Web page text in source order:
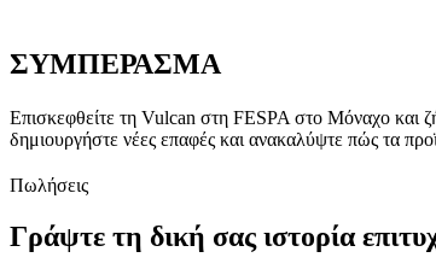
ΣΥΜΠΕΡΑΣΜΑ
Επισκεφθείτε τη Vulcan στη FESPA στο Μόναχο και
δημιουργήστε νέες επαφές και ανακαλύψτε πώς τα
Πωλήσεις
Γράψτε τη δική σας ιστορία